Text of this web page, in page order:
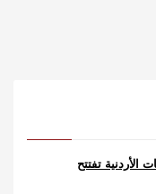
الأردنية تفتتح